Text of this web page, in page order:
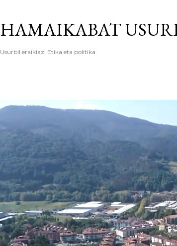
HAMAIKABAT
Usurbil eraikiaz. Etika eta politika